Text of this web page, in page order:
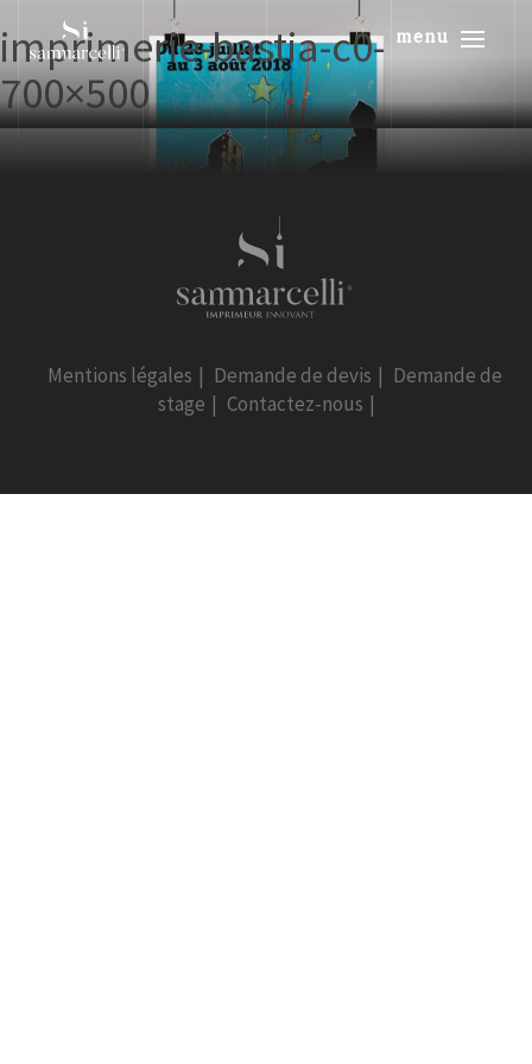
menu
imprimerie-bastia-c0-
700×500
Mentions légales | Demande de devis | Demande de
stage | Contactez-nous |